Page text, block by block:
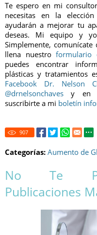
Te espero en mi
necesitas en la
ayudarán a mejorar tu
deseas. Mi equipo y
Simplemente,
llena nuestro formulario
puedes encontrar
plásticas y tratamientos
Facebook Dr. Nelson
@drnelsonchaves y en
suscribirte a mi boletín
907
Categorías: Aumento de
No Te
Publicaciones